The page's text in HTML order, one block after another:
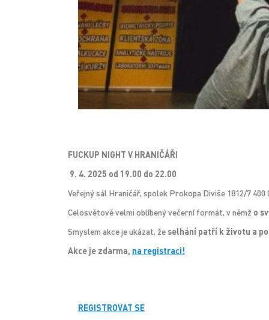
FUCKUP NIGHT V HRANIČÁŘI
9. 4. 2025 od 19.00 do 22.00
Veřejný sál Hraničář, spolek Prokopa Diviše 1812/7 400
Celosvětově velmi oblíbený večerní formát, v němž o
Smyslem akce je ukázat, že selhání patří k životu a
Akce je zdarma, na registraci!
REGISTROVAT SE